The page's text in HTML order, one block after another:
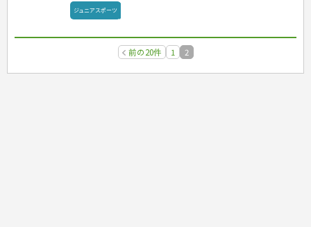
ジュニアスポーツ
前の20件 1 2